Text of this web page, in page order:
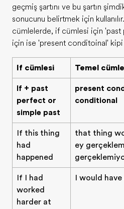
geçmiş şartını ve bu şartın
sonucunu belirtmek için
cümlelerde, if cümlesi için
için ise 'present conditoinal' kipi
If cümlesi Temel cümle
If + past
perfect or
simple past
present
conditional
If this thing
had
happened
that thing
şey
If I had
worked
harder at
I would